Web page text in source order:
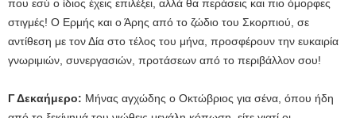
που εσύ ο ίδιος έχεις επιλέξει, αλλά θα περάσεις και πιο όμορφες
στιγμές! Ο Ερμής και ο Άρης από το ζώδιο του Σκορπιού, σε
αντίθεση με τον Δία στο τέλος του μήνα, προσφέρουν την ευκαιρία
γνωριμιών, συνεργασιών, προτάσεων από το περιβάλλον σου!
Γ Δεκαήμερο: Μήνας αγχώδης ο Οκτώβριος για σένα, όπου ήδη